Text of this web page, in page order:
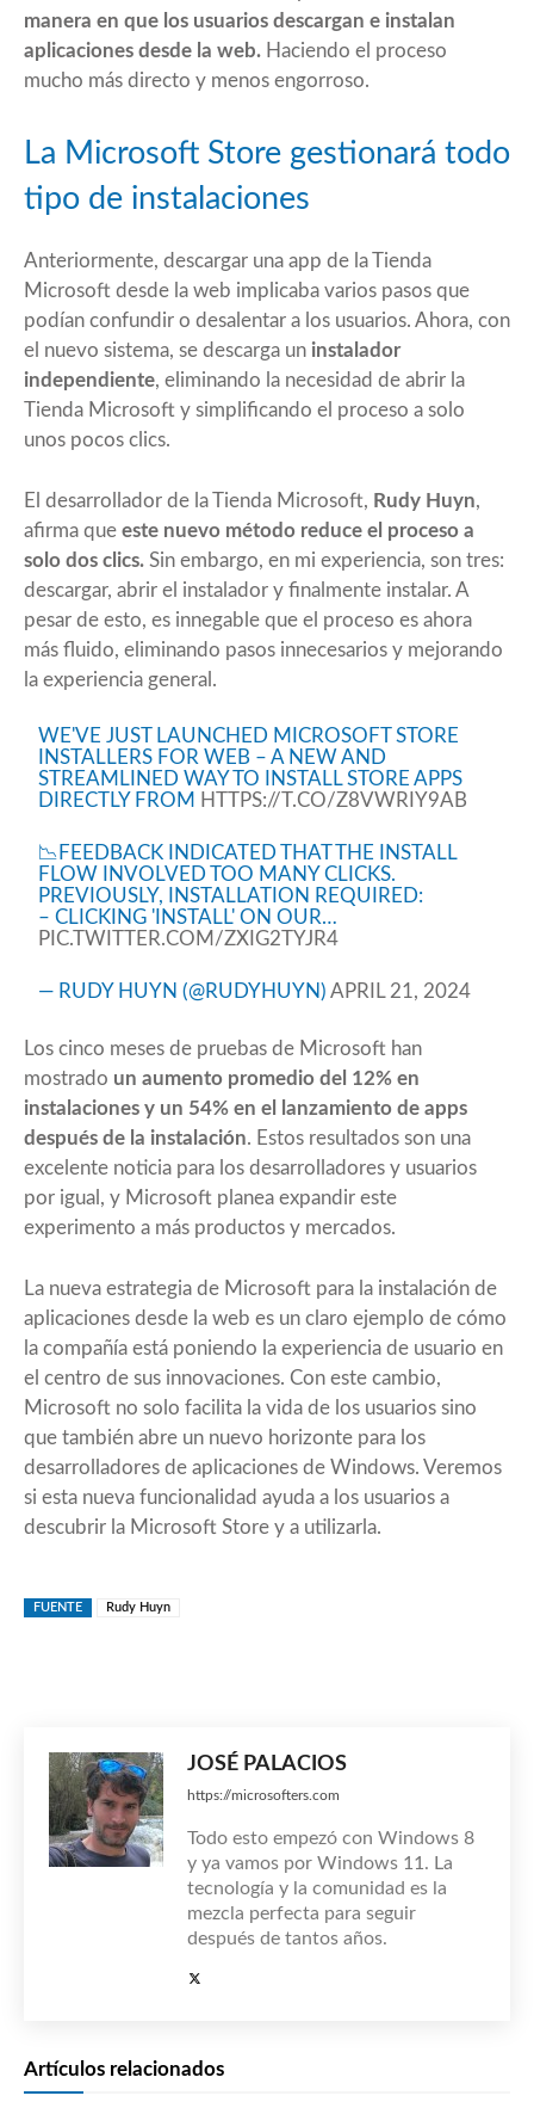
manera en que los usuarios descargan e instalan
aplicaciones desde la web. Haciendo el proceso
mucho más directo y menos engorroso.
La Microsoft Store gestionará todo
tipo de instalaciones
Anteriormente, descargar una app de la Tienda
Microsoft desde la web implicaba varios pasos que
podían confundir o desalentar a los usuarios. Ahora, con
el nuevo sistema, se descarga un instalador
independiente, eliminando la necesidad de abrir la
Tienda Microsoft y simplificando el proceso a solo
unos pocos clics.
El desarrollador de la Tienda Microsoft, Rudy Huyn,
afirma que este nuevo método reduce el proceso a
solo dos clics. Sin embargo, en mi experiencia, son tres:
descargar, abrir el instalador y finalmente instalar. A
pesar de esto, es innegable que el proceso es ahora
más fluido, eliminando pasos innecesarios y mejorando
la experiencia general.
WE'VE JUST LAUNCHED MICROSOFT STORE
INSTALLERS FOR WEB – A NEW AND
STREAMLINED WAY TO INSTALL STORE APPS
DIRECTLY FROM HTTPS://T.CO/Z8VWRIY9AB
📉FEEDBACK INDICATED THAT THE INSTALL
FLOW INVOLVED TOO MANY CLICKS.
PREVIOUSLY, INSTALLATION REQUIRED:
– CLICKING 'INSTALL' ON OUR…
PIC.TWITTER.COM/ZXIG2TYJR4
— RUDY HUYN (@RUDYHUYN)APRIL 21, 2024
Los cinco meses de pruebas de Microsoft han
mostrado un aumento promedio del 12% en
instalaciones y un 54% en el lanzamiento de apps
después de la instalación. Estos resultados son una
excelente noticia para los desarrolladores y usuarios
por igual, y Microsoft planea expandir este
experimento a más productos y mercados.
La nueva estrategia de Microsoft para la instalación de
aplicaciones desde la web es un claro ejemplo de cómo
la compañía está poniendo la experiencia de usuario en
el centro de sus innovaciones. Con este cambio,
Microsoft no solo facilita la vida de los usuarios sino
que también abre un nuevo horizonte para los
desarrolladores de aplicaciones de Windows. Veremos
si esta nueva funcionalidad ayuda a los usuarios a
descubrir la Microsoft Store y a utilizarla.
FUENTE Rudy Huyn
JOSÉ PALACIOS
https://microsofters.com
Todo esto empezó con Windows 8
y ya vamos por Windows 11. La
tecnología y la comunidad es la
mezcla perfecta para seguir
después de tantos años.
Artículos relacionados